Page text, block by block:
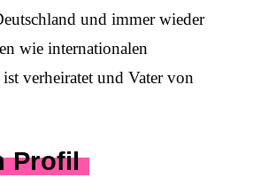
und immer wieder
wie internationalen
verheiratet und Vater von
Profil